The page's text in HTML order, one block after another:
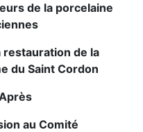
de la porcelaine
de la
du Saint Cordon
au Comité